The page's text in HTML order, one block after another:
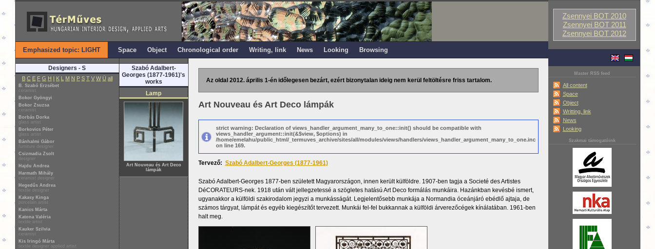
Zsennyei BOT 2010
Zsennyei BOT 2011
Zsennyei BOT 2012
Master RSS feed
All content
Space
Object
Writting, link
News
Looking
Szakmai támogatóink
Emphasized topic: LIGHT Space Object Chronological order Writing, link News Looking Browsing
Designers - S
B C E F G H I K L M N P S T V W Ü all
B. Szabó Erzsébet
ceramist
Bokor Gyöngyi
Bokor Zsuzsa
ceramist
Borbás Dorka
glass artist
Borkovics Péter
glass artist
Bánhalmi Gábor
furniture designer
Csizmadia Zsolt
designer
Hajdu Andrea
Harmath Mihály
ceramist designer
Hegedűs Andrea
textile designer
Kakasy Kinga
porcelain artist
Kanics Márta
Katona Valéria
textile artist
Kauker Szilvia
ceramist
Kis Iringó Márta
textile designer applied artist
Szabó Adalbert-
Georges (1877-1961)'s
works
Lamp
Art Nouveau és Art Deco
lámpák
Az oldal 2012. április 1-én időlegesen bezárt, ezért bizonytalan ideig nem kerül feltöltésre friss tartalom.
Art Nouveau és Art Deco lámpák
strict warning: Declaration of views_handler_argument_many_to_one::init() should be compatible with
views_handler_argument::init(&$view, $options) in
/home/emelahu/public_html/_termuves_archive/sites/all/modules/views/handlers/views_handler_argument_many_to_one.inc
on line 169.
Tervező: Szabó Adalbert-Georges (1877-1961)
Szabó Adalbert-Georges 1877-ben született Magyarországon, innen került külföldre. 1907-ben tagja a Societé des Artistes
DéCORATEURS-nek. 1918 után vált jellegzetessé a szögletes hatású Art Deco formálás munkáira. Hazánkban kevésbé ismert,
ugyanakkor a külföldi szakirodalom jegyzi a munkásságát. Legjelentősebb munkája a Normandia óceánjáró ebédlő ajtaja, de
számos tárgyat, lámpát és egyéb kiegészítőt tervezett. Munkái fel-fel bukkannak a külföldi árverezőcégek kínálatában. 1961-ben
halt meg.